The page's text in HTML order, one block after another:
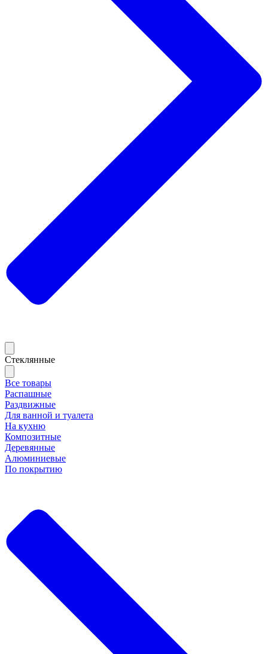
Стеклянные
Все товары
Распашные
Раздвижные
Для ванной и туалета
На кухню
Композитные
Деревянные
Алюминиевые
По покрытию